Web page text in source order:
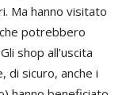
Ma hanno visitato
potrebbero
shop all’uscita
di sicuro, anche i